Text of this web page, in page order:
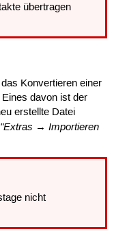
übertragen
Konvertieren einer
davon ist der
erstellte Datei
"Extras → Importieren
nicht